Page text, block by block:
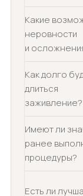
Какие
неровности
и
Как долго
длиться
заживление?
Имеют ли
ранее
процедуры?
Есть ли